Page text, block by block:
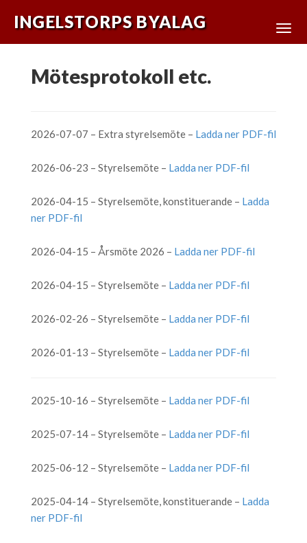
INGELSTORPS BYALAG
Mötesprotokoll etc.
2026-07-07 – Extra styrelsemöte – Ladda ner PDF-fil
2026-06-23 – Styrelsemöte – Ladda ner PDF-fil
2026-04-15 – Styrelsemöte, konstituerande – Ladda
ner PDF-fil
2026-04-15 – Årsmöte 2026 – Ladda ner PDF-fil
2026-04-15 – Styrelsemöte – Ladda ner PDF-fil
2026-02-26 – Styrelsemöte – Ladda ner PDF-fil
2026-01-13 – Styrelsemöte – Ladda ner PDF-fil
2025-10-16 – Styrelsemöte – Ladda ner PDF-fil
2025-07-14 – Styrelsemöte – Ladda ner PDF-fil
2025-06-12 – Styrelsemöte – Ladda ner PDF-fil
2025-04-14 – Styrelsemöte, konstituerande – Ladda
ner PDF-fil